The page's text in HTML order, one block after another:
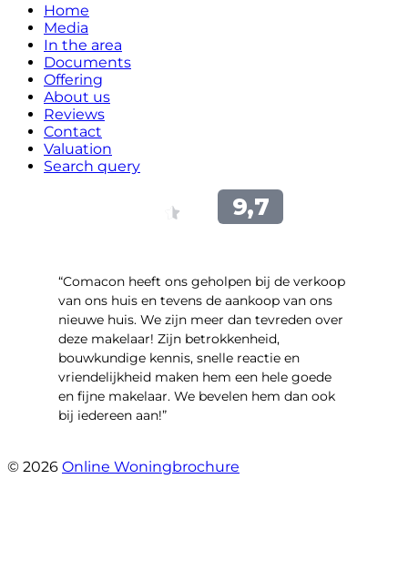
Home
Media
In the area
Documents
Offering
About us
Reviews
Contact
Valuation
Search query
“Comacon heeft ons geholpen bij de verkoop
van ons huis en tevens de aankoop van ons
nieuwe huis. We zijn meer dan tevreden over
deze makelaar! Zijn betrokkenheid,
bouwkundige kennis, snelle reactie en
vriendelijkheid maken hem een hele goede
en fijne makelaar. We bevelen hem dan ook
bij iedereen aan!”
© 2026 Online Woningbrochure